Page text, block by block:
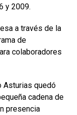
y 2009.
a través de la
de
colaboradores
Asturias quedó
cadena de
presencia